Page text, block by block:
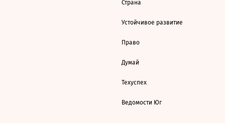
Страна
Устойчивое развитие
Право
Думай
Техуспех
Ведомости Юг